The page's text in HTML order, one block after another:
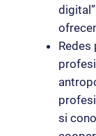
Redes
si